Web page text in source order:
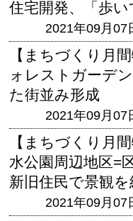
住宅開発、「歩
2021年09月07
【まちづくり月
ォレストガーデ
た街並み形成
2021年09月07
【まちづくり月
水公園周辺地区=
新旧住民で景観を
2021年09月07